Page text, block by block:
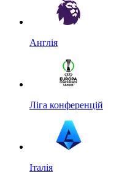
Англія
Ліга конференцій
Італія